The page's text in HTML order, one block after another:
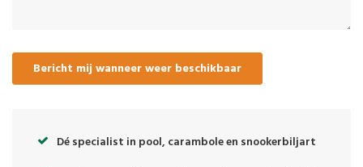
Bericht mij wanneer weer beschikbaar
Dé specialist in pool, carambole en snookerbiljart